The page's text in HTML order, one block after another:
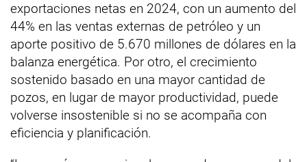
exportaciones netas en 2024, con un aumento del
44% en las ventas externas de petróleo y un
aporte positivo de 5.670 millones de dólares en la
balanza energética. Por otro, el crecimiento
sostenido basado en una mayor cantidad de
pozos, en lugar de mayor productividad, puede
volverse insostenible si no se acompaña con
eficiencia y planificación.